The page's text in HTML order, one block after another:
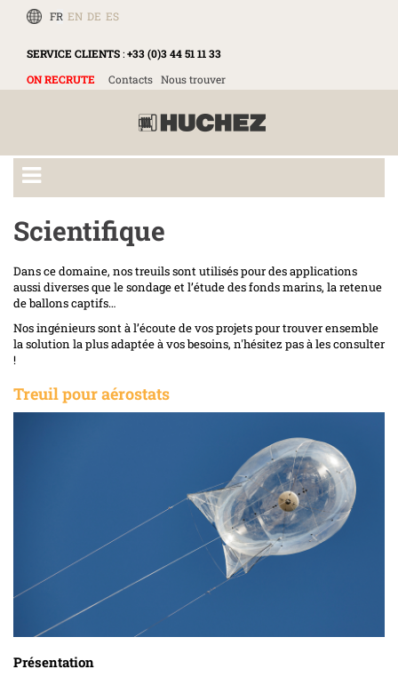
FR EN DE ES
SERVICE CLIENTS:+33 (0)3 44 51 11 33
ON RECRUTE
Contacts Nous trouver
Scientifique
Dans ce domaine, nos treuils sont utilisés pour des applications
aussi diverses que le sondage et l’étude des fonds marins, la retenue
de ballons captifs…
Nos ingénieurs sont à l’écoute de vos projets pour trouver ensemble
la solution la plus adaptée à vos besoins, n'hésitez pas à les consulter
!
Treuil pour aérostats
Présentation